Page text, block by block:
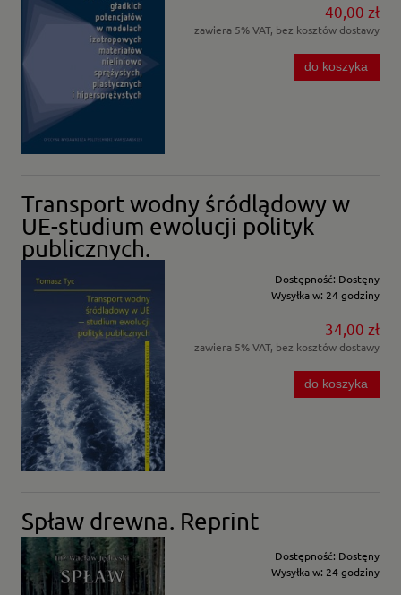
40,00 zł
zawiera 5% VAT, bez kosztów dostawy
do koszyka
Transport wodny śródlądowy w
UE-studium ewolucji polityk
publicznych.
Dostępność: Dostęny
Wysyłka w: 24 godziny
34,00 zł
zawiera 5% VAT, bez kosztów dostawy
do koszyka
Spław drewna. Reprint
Dostępność: Dostęny
Wysyłka w: 24 godziny